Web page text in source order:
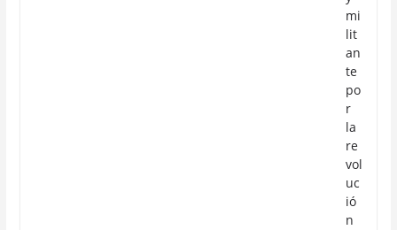
mi
lit
an
te
po
r
la
re
vol
uc
ió
n